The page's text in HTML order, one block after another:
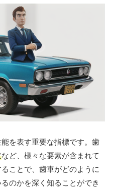
を表す重要な指標です。歯
など、様々な要素が含まれて
ことで、歯車がどのように
のかを深く知ることができ